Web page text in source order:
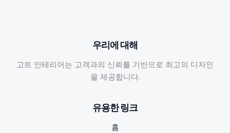
우리에 대해
고트 인테리어는 고객과의 신뢰를 기반으로 최고의 디자인
을 제공합니다.
유용한 링크
홈